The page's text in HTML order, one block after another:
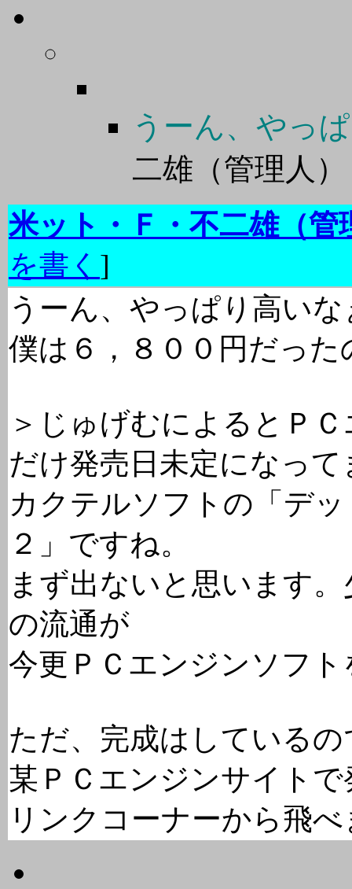
うーん、やっ
二雄（管理人
米ット・Ｆ・不二雄（管
を書く ]
うーん、やっぱり高いな
僕は６，８００円だっ
＞じゅげむによるとＰ
だけ発売日未定になって
カクテルソフトの「デ
２」ですね。
まず出ないと思います
の流通が
今更ＰＣエンジンソフ
ただ、完成はしている
某ＰＣエンジンサイト
リンクコーナーから飛